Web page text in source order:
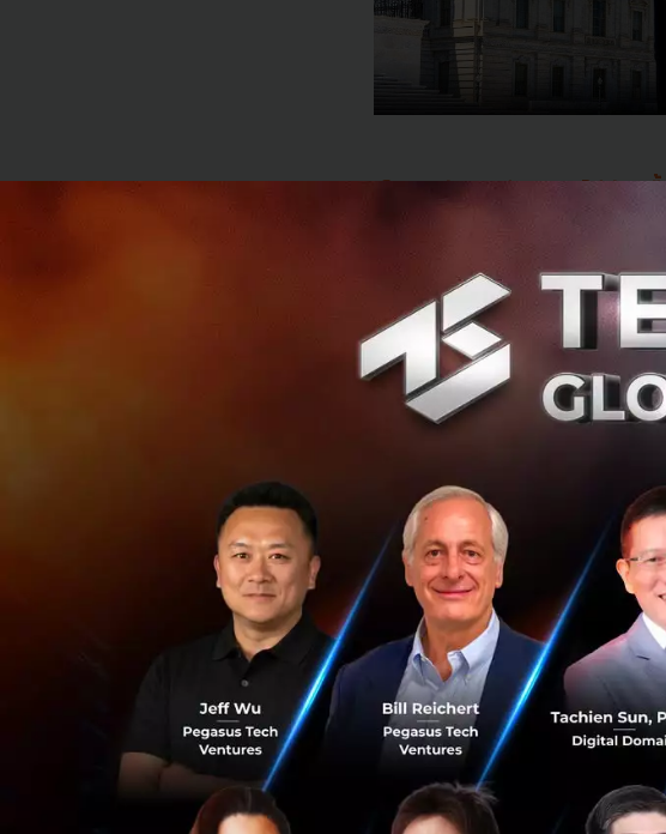
นโยบายตัดงบ สู่วิกฤต "ไม่มีเงิน
ภารกิจที่หลากหลาย พนักงานใน
สามารถจัดซื้อไนโตรเจนเหลวที่
สำนักงานคณะกรรมการอาหาร
ดูดสาร (pipette tips) การดำเนิ
อย่างมาก
สถานการณ์ที่เกิดขึ้นสะท้อนถึงค
นี้ หน่วยงานต่างๆ ต้องพึ่งพาการ
หน้าที่ไม่ยั่งยืนและบั่นทอนประสิท
นโยบายตัดงบกระทบผลประโยช
ผลกระทบของการตัดลดบัตรเค
ต่อการทำงานที่สำคัญของรัฐบาล
พัสดุ ในขณะที่ทนายความกระทร
รัฐบาลกลาง ซึ่งส่งผลกระทบโด